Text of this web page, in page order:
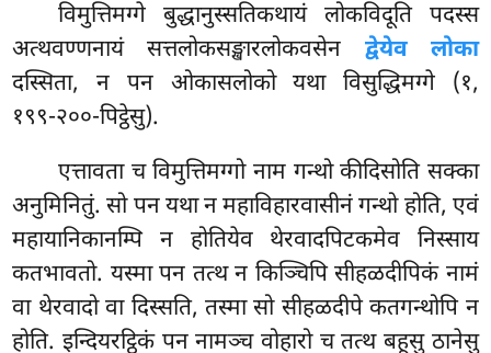
विमुत्तिमग्गे बुद्धानुस्सतिकथायं लोकविदूति पदस्स
अत्थवण्णनायं सत्तलोकसङ्खारलोकवसेन द्वेयेव लोका
दस्सिता, न पन ओकासलोको यथा विसुद्धिमग्गे (१,
१९९-२००-पिट्ठेसु).
एत्तावता च विमुत्तिमग्गो नाम गन्थो कीदिसोति सक्का
अनुमिनितुं. सो पन यथा न महाविहारवासीनं गन्थो होति, एवं
महायानिकानम्पि न होतियेव थेरवादपिटकमेव निस्साय
कतभावतो. यस्मा पन तत्थ न किञ्चिपि सीहळदीपिकं नामं
वा थेरवादो वा दिस्सति, तस्मा सो सीहळदीपे कतगन्थोपि न
होति. इन्दियरट्ठिकं पन नामञ्च वोहारो च तत्थ बहूसु ठानेसु